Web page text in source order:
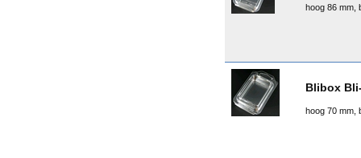
hoog 86 mm,
Blibox
hoog 70 mm,